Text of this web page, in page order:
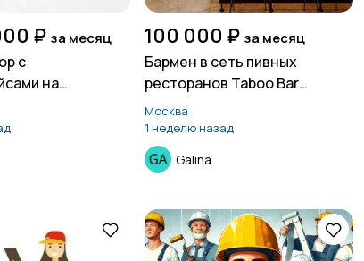
₽ за месяц
с
на
100 000 ₽ за месяц
Бармен в сеть пивных
ресторанов Taboo Bar
(Одинцово)
Москва
1 неделю назад
Galina